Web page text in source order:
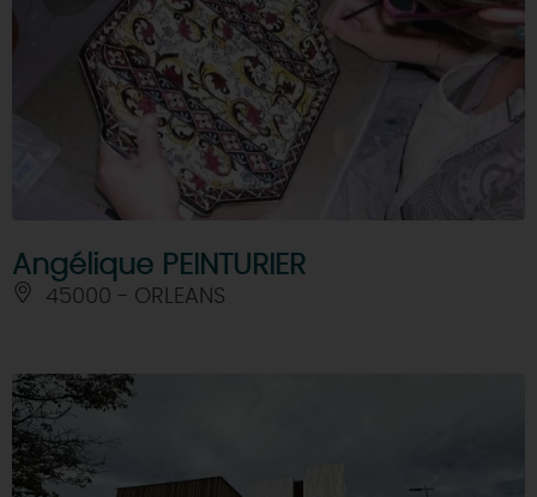
Angélique PEINTURIER
45000 - ORLEANS